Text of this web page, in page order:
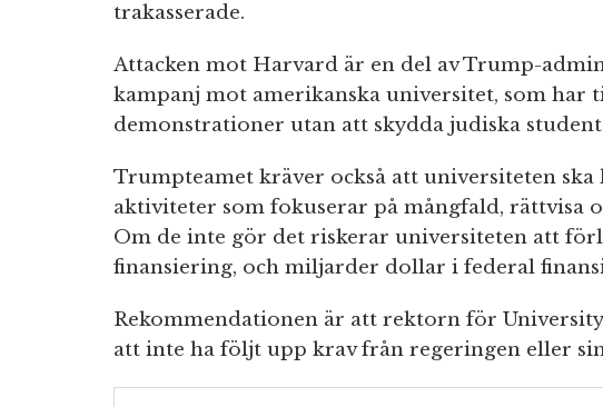
trakasserade.
Attacken mot Harvard är en del av Trump-
kampanj mot amerikanska universitet, som har
demonstrationer utan att skydda judiska
Trumpteamet kräver också att universiteten ska
aktiviteter som fokuserar på mångfald, rättvisa
Om de inte gör det riskerar universiteten att
finansiering, och miljarder dollar i federal
Rekommendationen är att rektorn för
att inte ha följt upp krav från regeringen eller